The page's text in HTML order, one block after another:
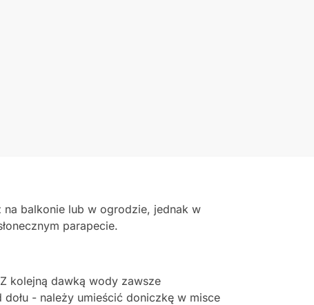
na balkonie lub w ogrodzie, jednak w
parapecie.
kolejną dawką wody zawsze
- należy umieścić doniczkę w misce